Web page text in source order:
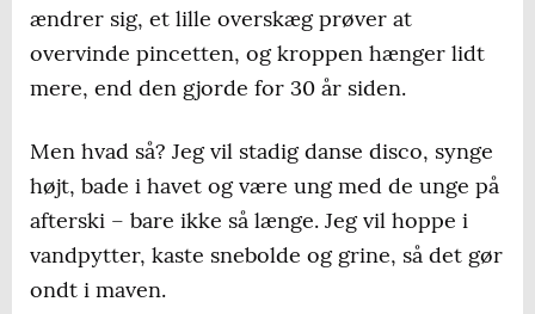
ændrer sig, et lille overskæg prøver at
overvinde pincetten, og kroppen hænger lidt
mere, end den gjorde for 30 år siden.
Men hvad så? Jeg vil stadig danse disco, synge
højt, bade i havet og være ung med de unge på
afterski – bare ikke så længe. Jeg vil hoppe i
vandpytter, kaste snebolde og grine, så det gør
ondt i maven.